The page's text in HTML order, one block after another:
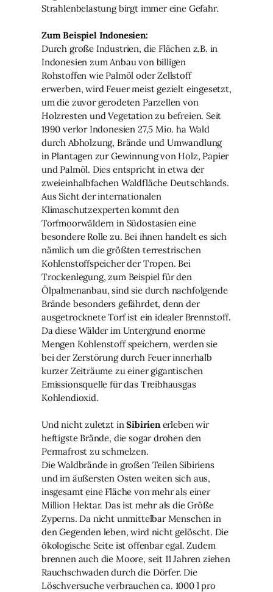
Strahlenbelastung birgt immer eine Gefahr.
Zum Beispiel Indonesien:
Durch große Industrien, die Flächen z.B. in
Indonesien zum Anbau von billigen
Rohstoffen wie Palmöl oder Zellstoff
erwerben, wird Feuer meist gezielt eingesetzt,
um die zuvor gerodeten Parzellen von
Holzresten und Vegetation zu befreien. Seit
1990 verlor Indonesien 27,5 Mio. ha Wald
durch Abholzung, Brände und Umwandlung
in Plantagen zur Gewinnung von Holz, Papier
und Palmöl. Dies entspricht in etwa der
zweieinhalbfachen Waldfläche Deutschlands.
Aus Sicht der internationalen
Klimaschutzexperten kommt den
Torfmoorwäldern in Südostasien eine
besondere Rolle zu. Bei ihnen handelt es sich
nämlich um die größten terrestrischen
Kohlenstoffspeicher der Tropen. Bei
Trockenlegung, zum Beispiel für den
Ölpalmenanbau, sind sie durch nachfolgende
Brände besonders gefährdet, denn der
ausgetrocknete Torf ist ein idealer Brennstoff.
Da diese Wälder im Untergrund enorme
Mengen Kohlenstoff speichern, werden sie
bei der Zerstörung durch Feuer innerhalb
kurzer Zeiträume zu einer gigantischen
Emissionsquelle für das Treibhausgas
Kohlendioxid.
Und nicht zuletzt inSibirienerleben wir
heftigste Brände, die sogar drohen den
Permafrost zu schmelzen.
Die Waldbrände in großen Teilen Sibiriens
und im äußersten Osten weiten sich aus,
insgesamt eine Fläche von mehr als einer
Million Hektar. Das ist mehr als die Größe
Zyperns. Da nicht unmittelbar Menschen in
den Gegenden leben, wird nicht gelöscht. Die
ökologische Seite ist offenbar egal. Zudem
brennen auch die Moore, seit 11 Jahren ziehen
Rauchschwaden durch die Dörfer. Die
Löschversuche verbrauchen ca. 1000 l pro